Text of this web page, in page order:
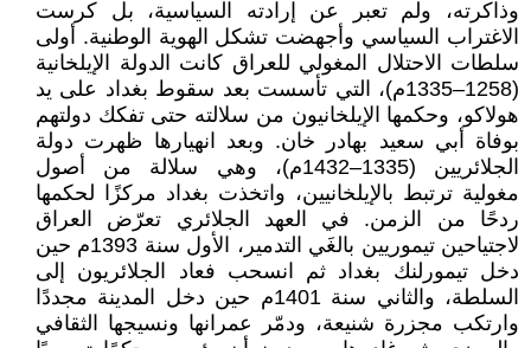
وذاكرته، ولم تعبر عن إرادته السياسية، بل كرست
الاغتراب السياسي وأجهضت تشكل الهوية الوطنية. أولى
سلطات الاحتلال المغولي للعراق كانت الدولة الإيلخانية
(1258–1335م)، التي تأسست بعد سقوط بغداد على يد
هولاكو، وحكمها الإيلخانيون من سلالته حتى تفكك دولتهم
بوفاة أبي سعيد بهادر خان. وبعد انهيارها ظهرت دولة
الجلائريين (1335–1432م)، وهي سلالة من أصول
مغولية ترتبط بالإيلخانيين، واتخذت بغداد مركزًا لحكمها
ردحًا من الزمن. في العهد الجلائري تعرّض العراق
لاجتياحين تيموريين بالغَي التدمير، الأول سنة 1393م حين
دخل تيمورلنك بغداد ثم انسحب فعاد الجلائريون إلى
السلطة، والثاني سنة 1401م حين دخل المدينة مجددًا
وارتكب مجزرة شنيعة، ودمّر عمرانها ونسيجها الثقافي